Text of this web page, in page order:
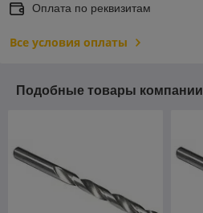
Оплата по реквизитам
Все условия оплаты
Подобные товары компании